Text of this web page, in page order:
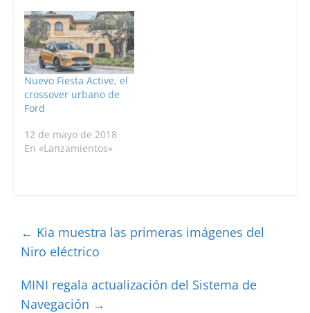
Nuevo Fiesta Active, el
crossover urbano de
Ford
12 de mayo de 2018
En «Lanzamientos»
← Kia muestra las primeras imágenes del
Niro eléctrico
MINI regala actualización del Sistema de
Navegación →